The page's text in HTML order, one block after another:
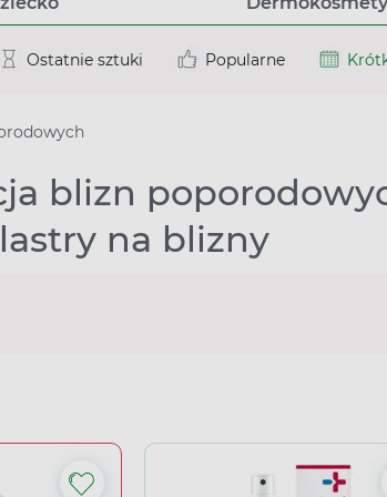
Ostatnie sztuki Popularne
blizn
na blizny